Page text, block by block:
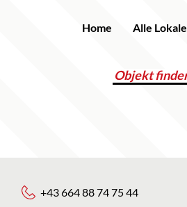
Home Alle Lokale
+43 664 88 74 75 44